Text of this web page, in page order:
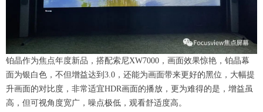
铂晶作为焦点年度新品，搭配索尼XW7000，画面效果惊艳，铂晶幕
面为银白色，不但增益达到3.0，还能为画面带来更好的黑位，大幅提
升画面的对比度，非常适宜HDR画面的播放，更为难得的是，增益虽
高，但可视角度宽广，噪点极低，观看舒适度高。